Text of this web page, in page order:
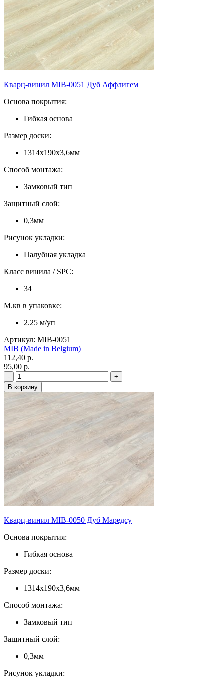
Кварц-винил MIB-0051 Дуб Аффлигем
Основа покрытия:
Гибкая основа
Размер доски:
1314х190х3,6мм
Способ монтажа:
Замковый тип
Защитный слой:
0,3мм
Рисунок укладки:
Палубная укладка
Класс винила / SPC:
34
М.кв в упаковке:
2.25 м/уп
Артикул: MIB-0051
MIB (Made in Belgium)
112,40 p.
95,00 p.
Кварц-винил MIB-0050 Дуб Маредсу
Основа покрытия:
Гибкая основа
Размер доски:
1314х190х3,6мм
Способ монтажа:
Замковый тип
Защитный слой:
0,3мм
Рисунок укладки: